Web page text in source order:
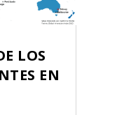
LOS
EN